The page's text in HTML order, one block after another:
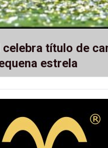
celebra título de
estrela